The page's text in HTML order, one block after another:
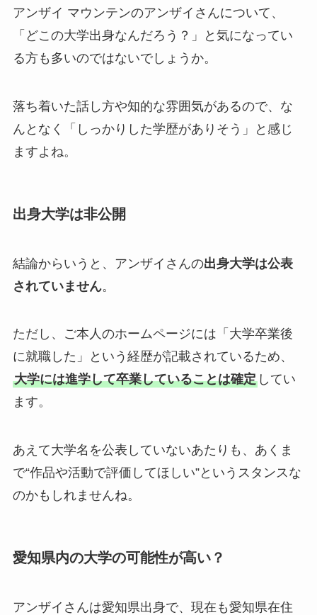
アンザイ マウンテンのアンザイさんについて、
「どこの大学出身なんだろう？」と気になってい
る方も多いのではないでしょうか。
落ち着いた話し方や知的な雰囲気があるので、な
んとなく「しっかりした学歴がありそう」と感じ
ますよね。
出身大学は非公開
結論からいうと、アンザイさんの出身大学は公表
されていません。
ただし、ご本人のホームページには「大学卒業後
に就職した」という経歴が記載されているため、
大学には進学して卒業していることは確定してい
ます。
あえて大学名を公表していないあたりも、あくま
で“作品や活動で評価してほしい”というスタンスな
のかもしれませんね。
愛知県内の大学の可能性が高い？
アンザイさんは愛知県出身で、現在も愛知県在住